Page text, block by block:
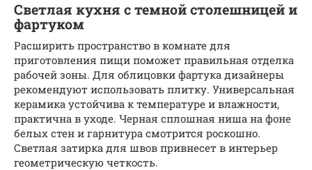
Светлая кухня с темной столешницей и
фартуком
Расширить пространство в комнате для
приготовления пищи поможет правильная отделка
рабочей зоны. Для облицовки фартука дизайнеры
рекомендуют использовать плитку. Универсальная
керамика устойчива к температуре и влажности,
практична в уходе. Черная сплошная ниша на фоне
белых стен и гарнитура смотрится роскошно.
Светлая затирка для швов привнесет в интерьер
геометрическую четкость.